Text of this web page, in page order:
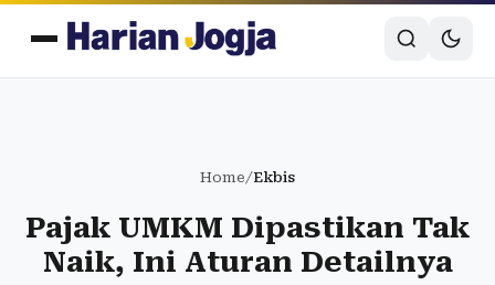
Home/Ekbis
Pajak UMKM Dipastikan Tak
Naik, Ini Aturan Detailnya